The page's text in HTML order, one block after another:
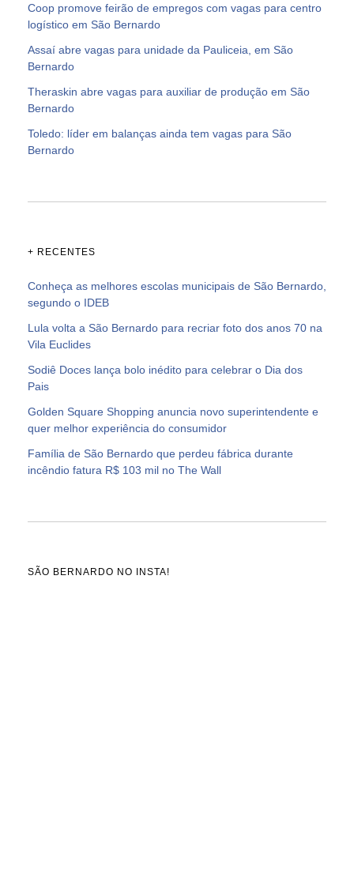
Coop promove feirão de empregos com vagas para centro
logístico em São Bernardo
Assaí abre vagas para unidade da Pauliceia, em São
Bernardo
Theraskin abre vagas para auxiliar de produção em São
Bernardo
Toledo: líder em balanças ainda tem vagas para São
Bernardo
+ RECENTES
Conheça as melhores escolas municipais de São Bernardo,
segundo o IDEB
Lula volta a São Bernardo para recriar foto dos anos 70 na
Vila Euclides
Sodiê Doces lança bolo inédito para celebrar o Dia dos
Pais
Golden Square Shopping anuncia novo superintendente e
quer melhor experiência do consumidor
Família de São Bernardo que perdeu fábrica durante
incêndio fatura R$ 103 mil no The Wall
SÃO BERNARDO NO INSTA!